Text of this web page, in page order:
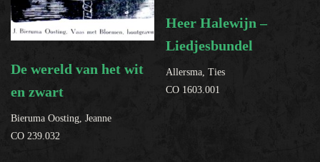
De wereld van het wit
en zwart
Bieruma Oosting, Jeanne
CO 239.032
Heer Halewijn –
Liedjesbundel
Allersma, Ties
CO 1603.001